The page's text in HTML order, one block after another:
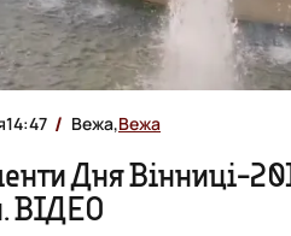
14:47 Вежа,Вежа
Дня Вінниці-
ВІДЕО